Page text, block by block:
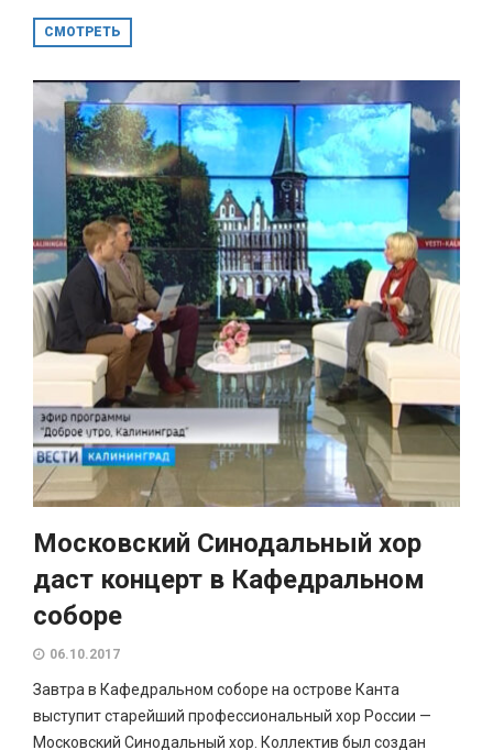
СМОТРЕТЬ
Московский Синодальный хор
даст концерт в Кафедральном
соборе
06.10.2017
Завтра в Кафедральном соборе на острове Канта
выступит старейший профессиональный хор России —
Московский Синодальный хор. Коллектив был создан